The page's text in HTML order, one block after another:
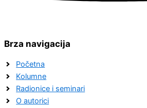
Brza navigacija
Početna
Kolumne
Radionice i seminari
O autorici